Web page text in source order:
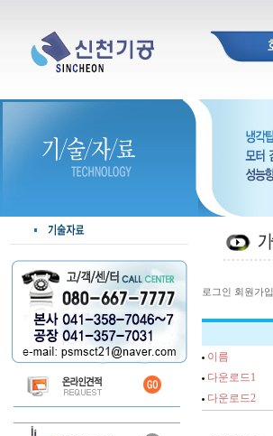
로그인 회원가입
이름
다운로드1
다운로드2